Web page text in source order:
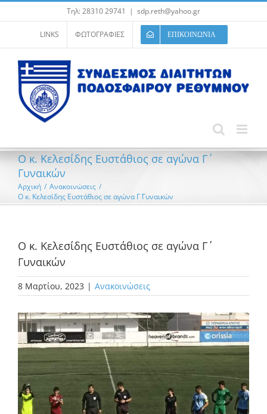
στο
περιεχόμενο
Τηλ: 28310 29741 | sdp.reth@yahoo.gr
LINKS ΦΩΤΟΓΡΑΦΙΕΣ ΕΠΙΚΟΙΝΩΝΙΑ
Ο κ. Κελεσίδης Ευστάθιος σε αγώνα Γ΄
Γυναικών
Αρχική / Ανακοινώσεις /
Ο κ. Κελεσίδης Ευστάθιος σε αγώνα Γ΄ Γυναικών
Ο κ. Κελεσίδης Ευστάθιος σε αγώνα Γ΄
Γυναικών
8 Μαρτίου, 2023 | Ανακοινώσεις
Προβολή
μεγαλύτερης
εικόνας